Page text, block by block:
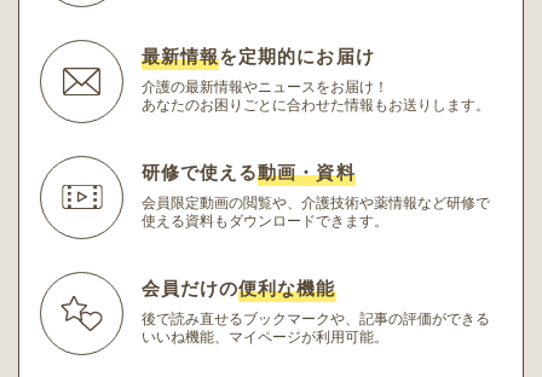
最新情報を定期的にお届け
介護の最新情報やニュースをお届け！
あなたのお困りごとに合わせた情報もお送りします。
研修で使える動画・資料
会員限定動画の閲覧や、介護技術や薬情報など研修で
使える資料もダウンロードできます。
会員だけの便利な機能
後で読み直せるブックマークや、記事の評価ができる
いいね機能、マイページが利用可能。